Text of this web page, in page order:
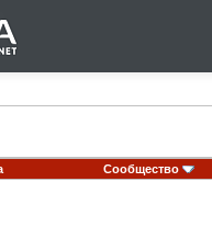
Сообщество